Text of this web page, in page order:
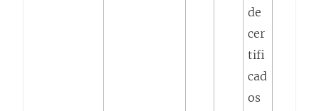
de
cer
tifi
cad
os